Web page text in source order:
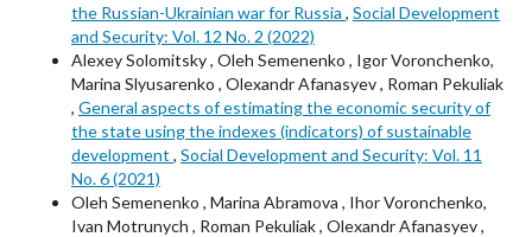
the Russian-Ukrainian war for Russia , Social Development
and Security: Vol. 12 No. 2 (2022)
Alexey Solomitsky , Oleh Semenenko , Igor Voronchenko,
Marina Slyusarenko , Olexandr Afanasyev , Roman Pekuliak
, General aspects of estimating the economic security of
the state using the indexes (indicators) of sustainable
development , Social Development and Security: Vol. 11
No. 6 (2021)
Oleh Semenenko , Marina Abramova , Ihor Voronchenko,
Ivan Motrunych , Roman Pekuliak , Olexandr Afanasyev ,